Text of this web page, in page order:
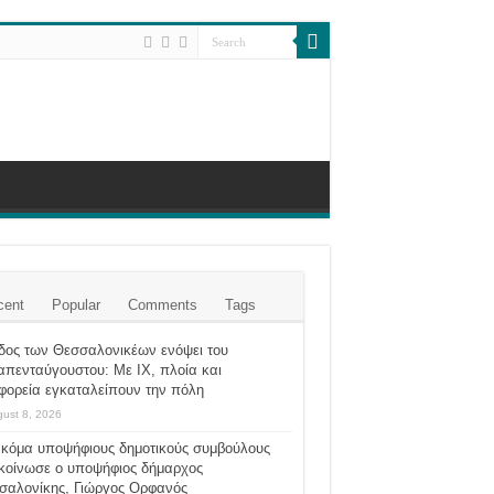
Popular Comments Tags
των Θεσσαλονικέων ενόψει του
Με ΙΧ, πλοία και
εγκαταλείπουν την πόλη
8, 2026
υποψήφιους δημοτικούς συμβούλους
ο υποψήφιος δήμαρχος
Γιώργος Ορφανός